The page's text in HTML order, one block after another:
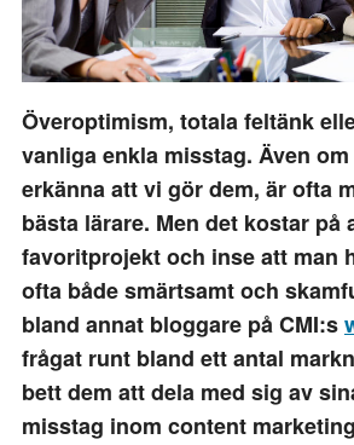
Överoptimism, totala feltänk
vanliga enkla misstag. Även
erkänna att vi gör dem, är ofta
bästa lärare. Men det kostar på
favoritprojekt och inse att man
ofta både smärtsamt och
bland annat bloggare på CMI:s
frågat runt bland ett antal
bett dem att dela med sig av
misstag inom content